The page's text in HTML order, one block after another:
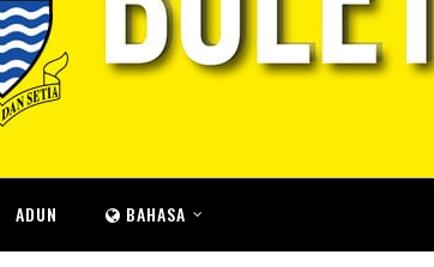
ADUN BAHASA